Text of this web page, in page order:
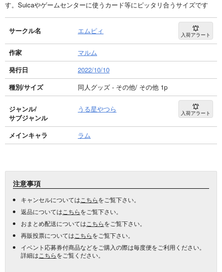
す。Suicaやゲームセンターに使うカード等にピッタリ合うサイズです
サークル名 エムピィ 入荷アラート
作家
マルム
発行日
2022/10/10
種別/サイズ
同人グッズ - その他/ その他 1p
ジャンル/
サブジャンル
うる星やつら 入荷アラート
メインキャラ ラム
注意事項
キャンセルについては こちらをご覧下さい。
返品については こちらをご覧下さい。
おまとめ配送については こちらをご覧下さい。
再販投票については こちらをご覧下さい。
イベント応募券付商品などをご購入の際は毎度便をご利用ください。
詳細は こちらをご覧ください。